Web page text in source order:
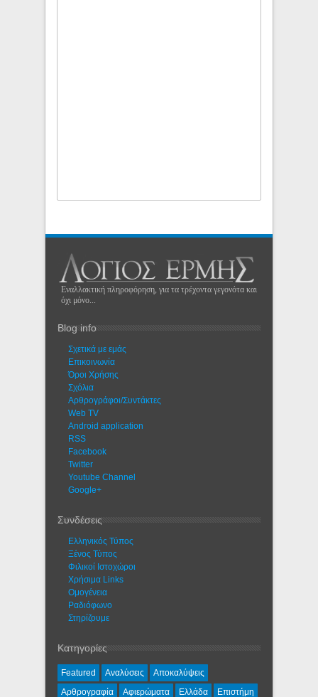
Εναλλακτική πληροφόρηση, για τα τρέχοντα γεγονότα και
όχι μόνο...
Blog info
Σχετικά με εμάς
Eπικοινωνία
Όροι Χρήσης
Σχόλια
Αρθρογράφοι/Συντάκτες
Web TV
Android application
RSS
Facebook
Twitter
Youtube Channel
Google+
Συνδέσεις
Ελληνικός Τύπος
Ξένος Τύπος
Φιλικοί Ιστοχώροι
Χρήσιμα Links
Ομογένεια
Ραδιόφωνο
Στηρίζουμε
Κατηγορίες
Featured Αναλύσεις
Αποκαλύψεις
Αρθρογραφία
Αφιερώματα Ελλάδα Επιστήμη